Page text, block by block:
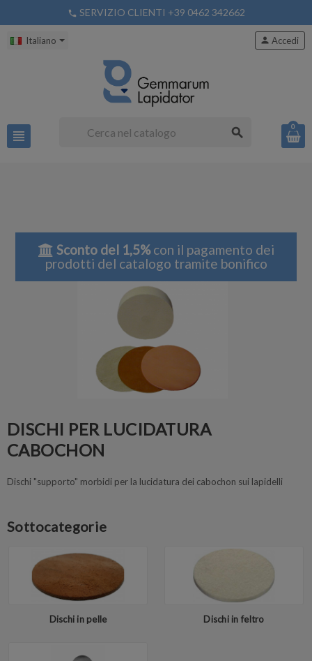
phone SERVIZIO CLIENTI +39 0462 342662
Italiano
view_headline search
person Accedi
0
Sconto del 1,5%con il pagamento dei
prodotti del catalogo tramite bonifico
DISCHI PER LUCIDATURA
CABOCHON
Dischi "supporto" morbidi per la lucidatura dei cabochon sui lapidelli
Sottocategorie
Dischi in pelle Dischi in feltro